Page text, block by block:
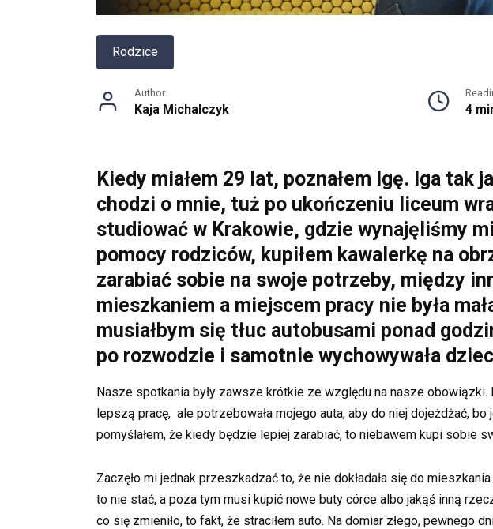
Rodzice
Author
Kaja Michalczyk 4
Kiedy miałem 29 lat, poznałem Igę. Iga tak
chodzi o mnie, tuż po ukończeniu liceum
studiować w Krakowie, gdzie wynajęliśmy
pomocy rodziców, kupiłem kawalerkę na
zarabiać sobie na swoje potrzeby, między
mieszkaniem a miejscem pracy nie była
musiałbym się tłuc autobusami ponad
po rozwodzie i samotnie wychowywała
Nasze spotkania były zawsze krótkie ze względu na nasze
lepszą pracę, ale potrzebowała mojego auta, aby do niej dojeżdżać,
pomyślałem, że kiedy będzie lepiej zarabiać, to niebawem kupi sobie
Zaczęło mi jednak przeszkadzać to, że nie dokładała się do
to nie stać, a poza tym musi kupić nowe buty córce albo jakąś inną
co się zmieniło, to fakt, że straciłem auto. Na domiar złego, pewnego